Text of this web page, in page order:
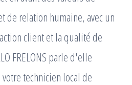
de relation humaine, avec un
client et la qualité de
FRELONS parle d'elle
votre technicien local de